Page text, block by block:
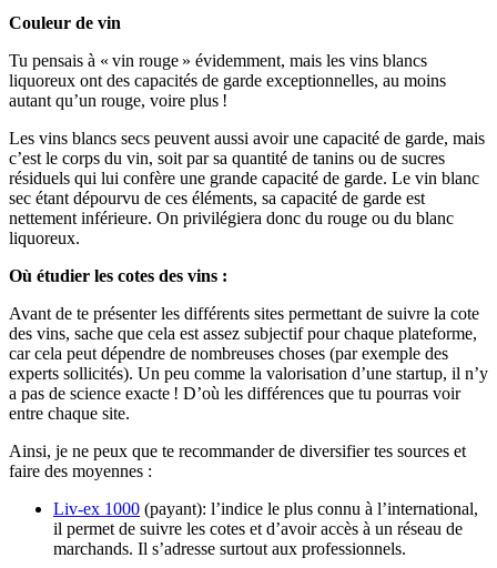
Couleur de vin
Tu pensais à « vin rouge » évidemment, mais les vins blancs
liquoreux ont des capacités de garde exceptionnelles, au moins
autant qu’un rouge, voire plus !
Les vins blancs secs peuvent aussi avoir une capacité de garde, mais
c’est le corps du vin, soit par sa quantité de tanins ou de sucres
résiduels qui lui confère une grande capacité de garde. Le vin blanc
sec étant dépourvu de ces éléments, sa capacité de garde est
nettement inférieure. On privilégiera donc du rouge ou du blanc
liquoreux.
Où étudier les cotes des vins :
Avant de te présenter les différents sites permettant de suivre la cote
des vins, sache que cela est assez subjectif pour chaque plateforme,
car cela peut dépendre de nombreuses choses (par exemple des
experts sollicités). Un peu comme la valorisation d’une startup, il n’y
a pas de science exacte ! D’où les différences que tu pourras voir
entre chaque site.
Ainsi, je ne peux que te recommander de diversifier tes sources et
faire des moyennes :
Liv-ex 1000 (payant): l’indice le plus connu à l’international,
il permet de suivre les cotes et d’avoir accès à un réseau de
marchands. Il s’adresse surtout aux professionnels.